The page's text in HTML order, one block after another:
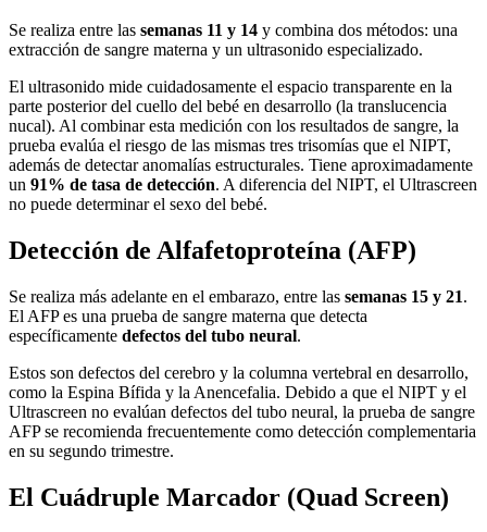
Se realiza entre las semanas 11 y 14 y combina dos métodos: una
extracción de sangre materna y un ultrasonido especializado.
El ultrasonido mide cuidadosamente el espacio transparente en la
parte posterior del cuello del bebé en desarrollo (la translucencia
nucal). Al combinar esta medición con los resultados de sangre, la
prueba evalúa el riesgo de las mismas tres trisomías que el NIPT,
además de detectar anomalías estructurales. Tiene aproximadamente
un 91% de tasa de detección. A diferencia del NIPT, el Ultrascreen
no puede determinar el sexo del bebé.
Detección de Alfafetoproteína (AFP)
Se realiza más adelante en el embarazo, entre las semanas 15 y 21.
El AFP es una prueba de sangre materna que detecta
específicamente defectos del tubo neural.
Estos son defectos del cerebro y la columna vertebral en desarrollo,
como la Espina Bífida y la Anencefalia. Debido a que el NIPT y el
Ultrascreen no evalúan defectos del tubo neural, la prueba de sangre
AFP se recomienda frecuentemente como detección complementaria
en su segundo trimestre.
El Cuádruple Marcador (Quad Screen)